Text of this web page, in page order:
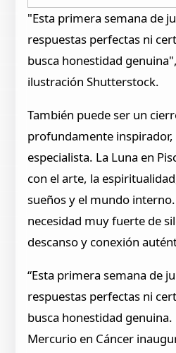
"Esta primera semana de
respuestas perfectas ni
busca honestidad
ilustración Shutterstock.
También puede ser un
profundamente
especialista. La Luna en
con el arte, la
sueños y el mundo
necesidad muy fuerte de
descanso y conexión
“Esta primera semana de
respuestas perfectas ni
busca honestidad genuina.
Mercurio en Cáncer